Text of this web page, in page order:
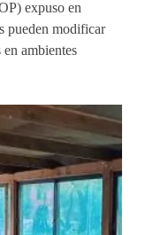
expuso en
pueden modificar
ambientes